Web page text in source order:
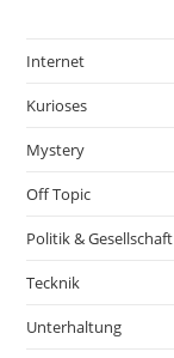
Internet
Kurioses
Mystery
Off Topic
Politik & Gesellschaft
Tecknik
Unterhaltung